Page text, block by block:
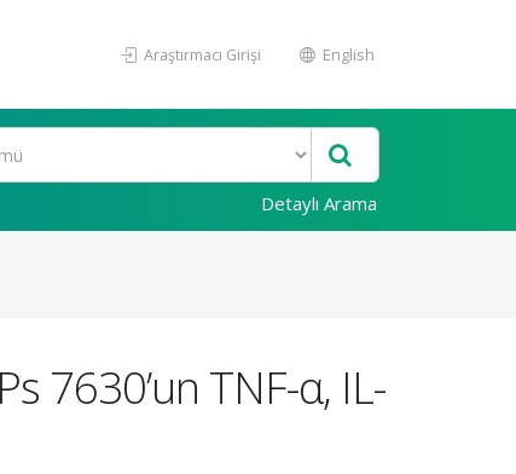
Araştırmacı Girişi English
Detaylı Arama
7630’un TNF-α, IL-